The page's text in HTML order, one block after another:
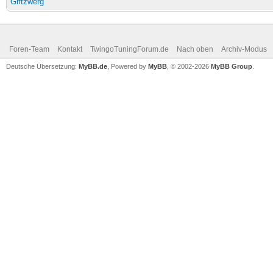
Foren-Team Kontakt TwingoTuningForum.de Nach oben Archiv-Modus
Deutsche Übersetzung: MyBB.de , Powered by MyBB , © 2002-2026 MyBB Group